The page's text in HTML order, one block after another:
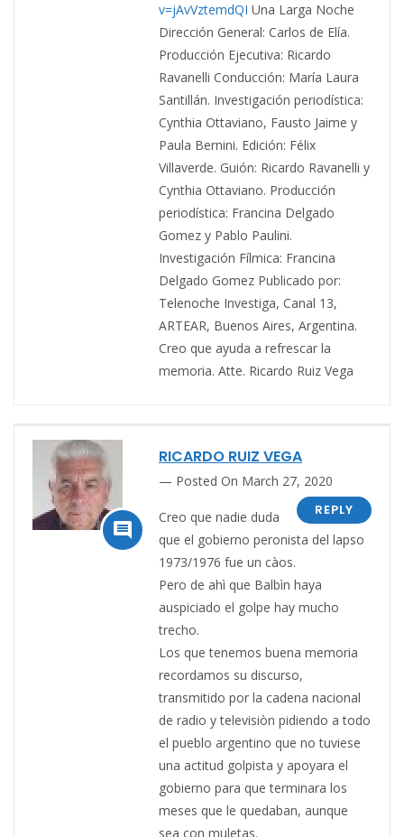
v=jAvVztemdQI Una Larga Noche
Dirección General: Carlos de Elía.
Producción Ejecutiva: Ricardo
Ravanelli Conducción: María Laura
Santillán. Investigación periodística:
Cynthia Ottaviano, Fausto Jaime y
Paula Bernini. Edición: Félix
Villaverde. Guión: Ricardo Ravanelli y
Cynthia Ottaviano. Producción
periodística: Francina Delgado
Gomez y Pablo Paulini.
Investigación Fílmica: Francina
Delgado Gomez Publicado por:
Telenoche Investiga, Canal 13,
ARTEAR, Buenos Aires, Argentina.
Creo que ayuda a refrescar la
memoria. Atte. Ricardo Ruiz Vega

RICARDO RUIZ VEGA
Posted On March 27, 2020
REPLY
Creo que nadie duda
que el gobierno peronista del lapso
1973/1976 fue un càos.
Pero de ahì que Balbìn haya
auspiciado el golpe hay mucho
trecho.
Los que tenemos buena memoria
recordamos su discurso,
transmitido por la cadena nacional
de radio y televisiòn pidiendo a todo
el pueblo argentino que no tuviese
una actitud golpista y apoyara el
gobierno para que terminara los
meses que le quedaban, aunque
sea con muletas.